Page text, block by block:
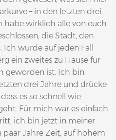
– in den letzten drei
habe wirklich alle von euch
die Stadt, den
Ich würde auf jeden Fall
ein zweites zu Hause für
geworden ist. Ich bin
drei Jahre und drücke
es so schnell wie
Für mich war es einfach
ich bin jetzt in meiner
Jahre Zeit, auf hohem